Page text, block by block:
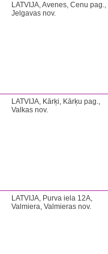
LATVIJA, Avenes, Cenu pag.,
Jelgavas nov.
LATVIJA, Kārķi, Kārķu pag.,
Valkas nov.
LATVIJA, Purva iela 12A,
Valmiera, Valmieras nov.